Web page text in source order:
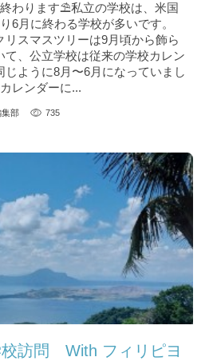
わります⛱私立の学校は、米国
6月に終わる学校が多いです。
リスマスツリーは9月頃から飾ら
て、公立学校は従来の学校カレン
じように8月〜6月になっていまし
レンダーに...
集部 735
校訪問 With フィリピヨ